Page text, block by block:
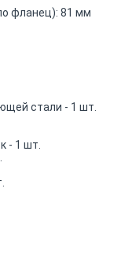
фланец): 81 мм
стали - 1 шт.
- 1 шт.